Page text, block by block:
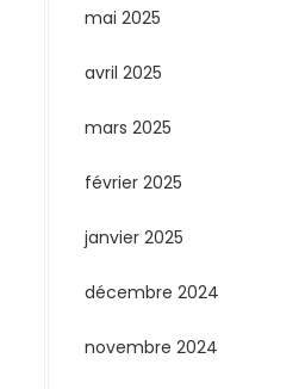
mai 2025
avril 2025
mars 2025
février 2025
janvier 2025
décembre 2024
novembre 2024